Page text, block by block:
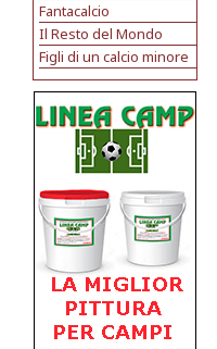
Fantacalcio
Il Resto del Mondo
Figli di un calcio minore